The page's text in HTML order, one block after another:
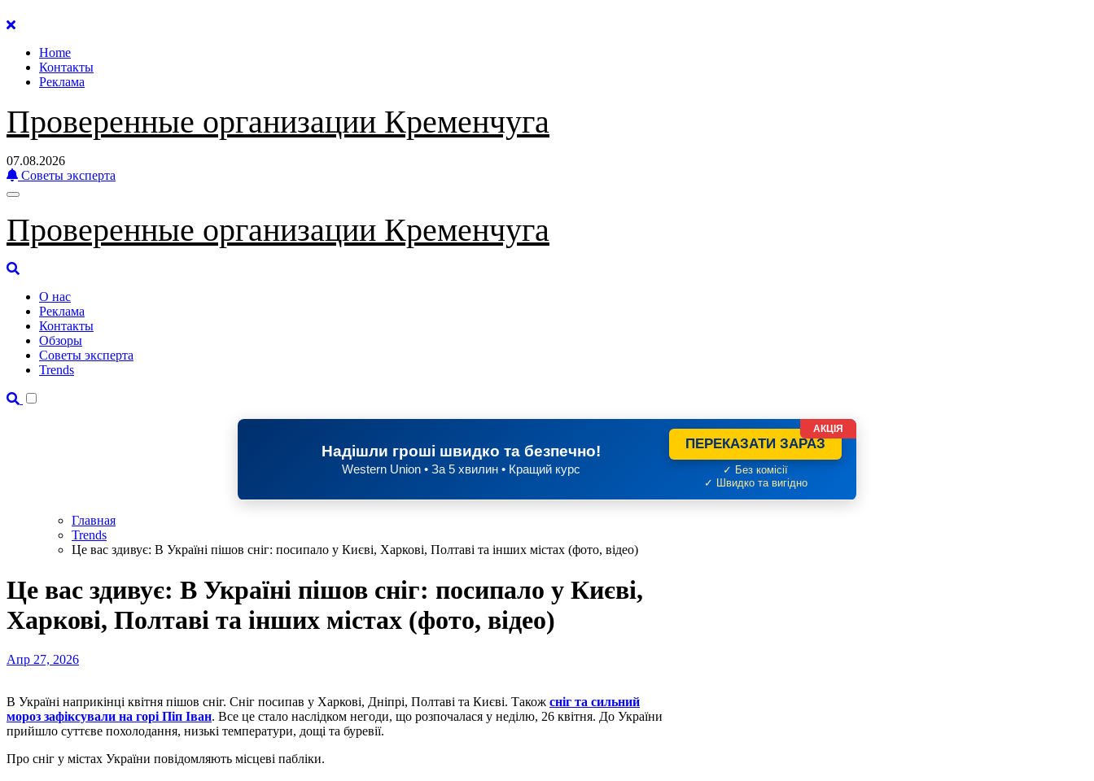
Перейти
содержанию
Home
Контакты
Реклама
Проверенные организации Кременчуга
07.08.2026
Советы эксперта
Проверенные организации Кременчуга
О нас
Реклама
Контакты
Обзоры
Советы эксперта
Trends
Надішли гроші швидко та безпечно!
Western Union • За 5 хвилин • Кращий курс
ПЕРЕКАЗАТИ ЗАРАЗ
✓ Без комісії
✓ Швидко та вигідно
АКЦІЯ
Главная
Trends
Це вас здивує: В Україні пішов сніг: посипало у Києві, Харкові, Полтаві та інших містах (фото, відео)
Це вас здивує: В Україні пішов сніг: посипало у Києві,
Харкові, Полтаві та інших містах (фото, відео)
Апр 27, 2026
В Україні наприкінці квітня пішов сніг. Сніг посипав у Харкові, Дніпрі, Полтаві та Києві. Також сніг та сильний
мороз зафіксували на горі Піп Іван. Все це стало наслідком негоди, що розпочалася у неділю, 26 квітня. До України
прийшло суттєве похолодання, низькі температури, дощі та буревії.
Про сніг у містах України повідомляють місцеві пабліки.